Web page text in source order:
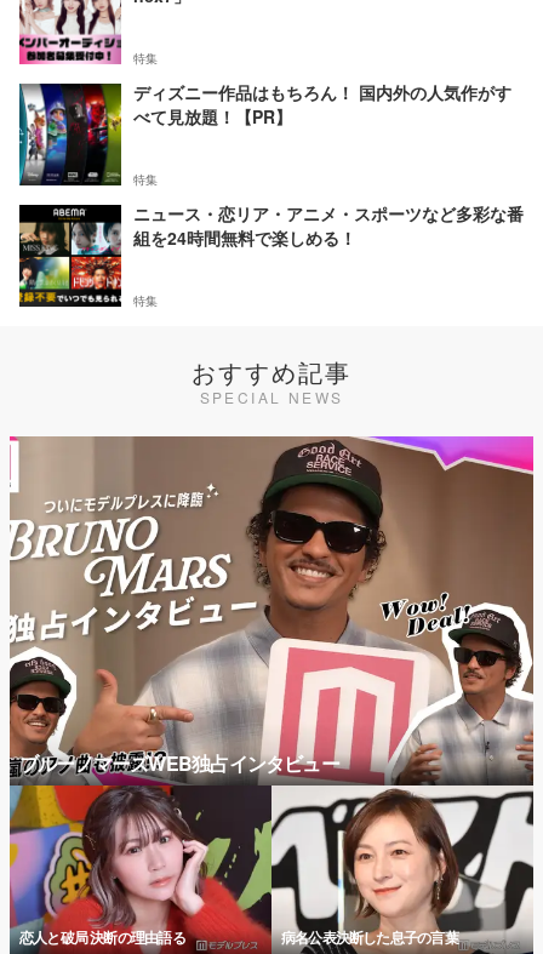
特集
ディズニー作品はもちろん！ 国内外の人気作がす
べて見放題！【PR】
特集
ニュース・恋リア・アニメ・スポーツなど多彩な番
組を24時間無料で楽しめる！
特集
おすすめ記事
SPECIAL NEWS
ブルーノマーズWEB独占インタビュー
恋人と破局 決断の理由語る 病名公表決断した息子の言葉